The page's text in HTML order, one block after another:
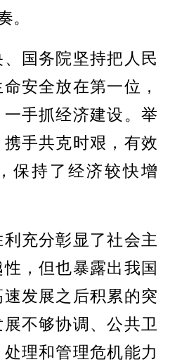
。
国务院坚持把人民
安全放在第一位，
手抓经济建设。举
手共克时艰，有效
保持了经济较快增
充分彰显了社会主
，但也暴露出我国
发展之后积累的突
不够协调、公共卫
理和管理危机能力